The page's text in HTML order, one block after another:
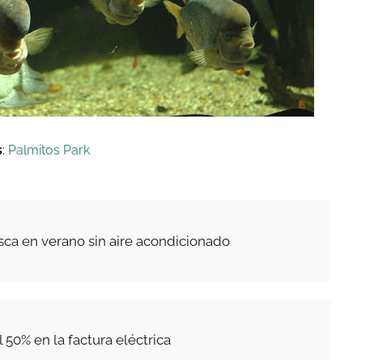
: Palmitos Park
en verano sin aire acondicionado
50% en la factura eléctrica